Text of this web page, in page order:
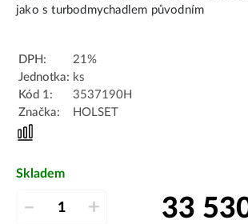
jako s turbodmychadlem původním
DPH:
21%
Jednotka: ks
Kód 1:
3537190H
Značka:
HOLSET
Skladem
– + 33